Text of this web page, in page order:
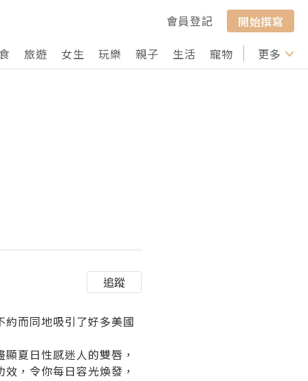
會員登記
開始撰寫
旅遊 女生 玩樂 親子 生活 寵物 行山 打卡
更多
追蹤
而同地吸引了好多美國
夏日性感迷人的雙唇，
，令你每日容光煥發，